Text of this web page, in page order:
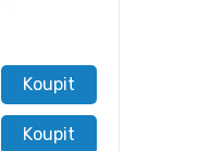
Koupit
Koupit